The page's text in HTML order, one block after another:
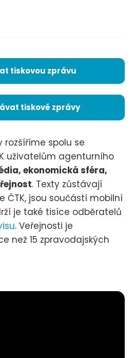
tiskovou zprávu
tiskové zprávy
rozšíříme spolu se
uživatelům agenturního
ekonomická sféra,
. Texty zůstávají
ČTK, jsou součástí mobilní
je také tisíce odběratelů
. Veřejnosti je
než 15 zpravodajských